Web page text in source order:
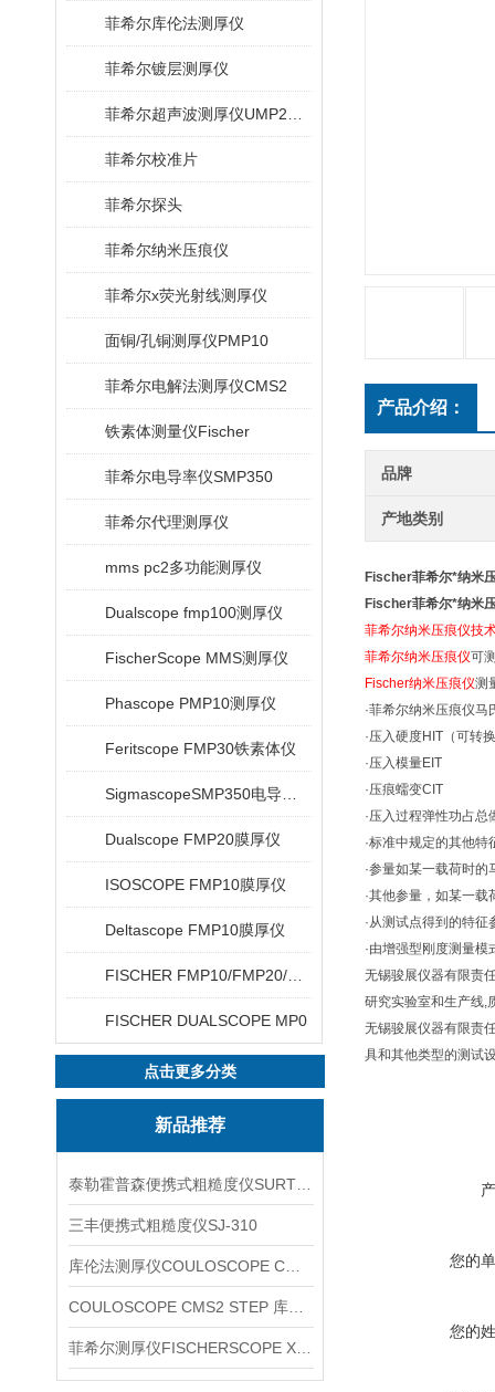
菲希尔库伦法测厚仪
菲希尔镀层测厚仪
菲希尔校准片
菲希尔探头
菲希尔纳米压痕仪
菲希尔x荧光射线测厚仪
面铜/孔铜测厚仪PMP10
菲希尔电解法测厚仪CMS2
铁素体测量仪Fischer
菲希尔电导率仪SMP350
菲希尔代理测厚仪
mms pc2多功能测厚仪
Dualscope fmp100测厚仪
FischerScope MMS测厚仪
Phascope PMP10测厚仪
Feritscope FMP30铁素体仪
Dualscope FMP20膜厚仪
ISOSCOPE FMP10膜厚仪
Deltascope FMP10膜厚仪
FISCHER DUALSCOPE MP0
点击更多分类
新品推荐
三丰便携式粗糙度仪SJ-310
产品介绍：
品牌
产地类别
Fischer菲希尔*纳米
Fischer菲希尔*纳米
菲希尔纳米压痕仪技
菲希尔纳米压痕仪可
Fischer纳米压痕仪测
·菲希尔纳米压痕仪马
·压入硬度HIT（可转
·压入模量EIT
·压痕蠕变CIT
·压入过程弹性功占
·标准中规定的其他特
·参量如某一载荷时
·其他参量，如某一
·从测试点得到的特
·由增强型刚度测量
无锡骏展仪器有限责
研究实验室和生产线,
无锡骏展仪器有限责
具和其他类型的测试
您的
您的